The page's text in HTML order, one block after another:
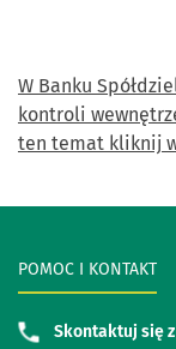
W Banku
kontroli
ten temat kliknij
POMOC I KONTAKT
Skontaktuj się